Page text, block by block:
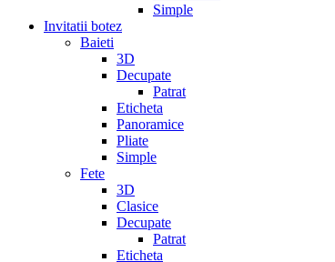
Simple
Invitatii botez
Baieti
3D
Decupate
Patrat
Eticheta
Panoramice
Pliate
Simple
Fete
3D
Clasice
Decupate
Patrat
Eticheta